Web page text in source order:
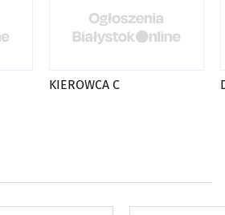
KIEROWCA C